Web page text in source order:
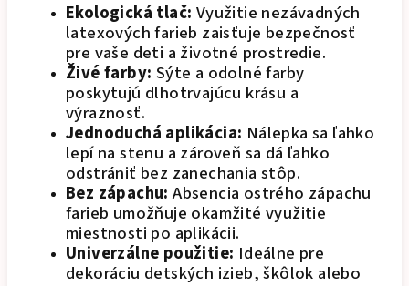
Ekologická tlač: Využitie nezávadných
latexových farieb zaisťuje bezpečnosť
pre vaše deti a životné prostredie.
Živé farby: Sýte a odolné farby
poskytujú dlhotrvajúcu krásu a
výraznosť.
Jednoduchá aplikácia: Nálepka sa ľahko
lepí na stenu a zároveň sa dá ľahko
odstrániť bez zanechania stôp.
Bez zápachu:Absencia ostrého zápachu
farieb umožňuje okamžité využitie
miestnosti po aplikácii.
Univerzálne použitie: Ideálne pre
dekoráciu detských izieb, škôlok alebo